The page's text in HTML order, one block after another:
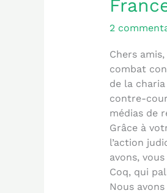
2
Chers
combat
de la
contre-
médias de
Grâce à
l’action
avons,
Coq, qui
Nous
l’abattage
rituel
préalable
en
France